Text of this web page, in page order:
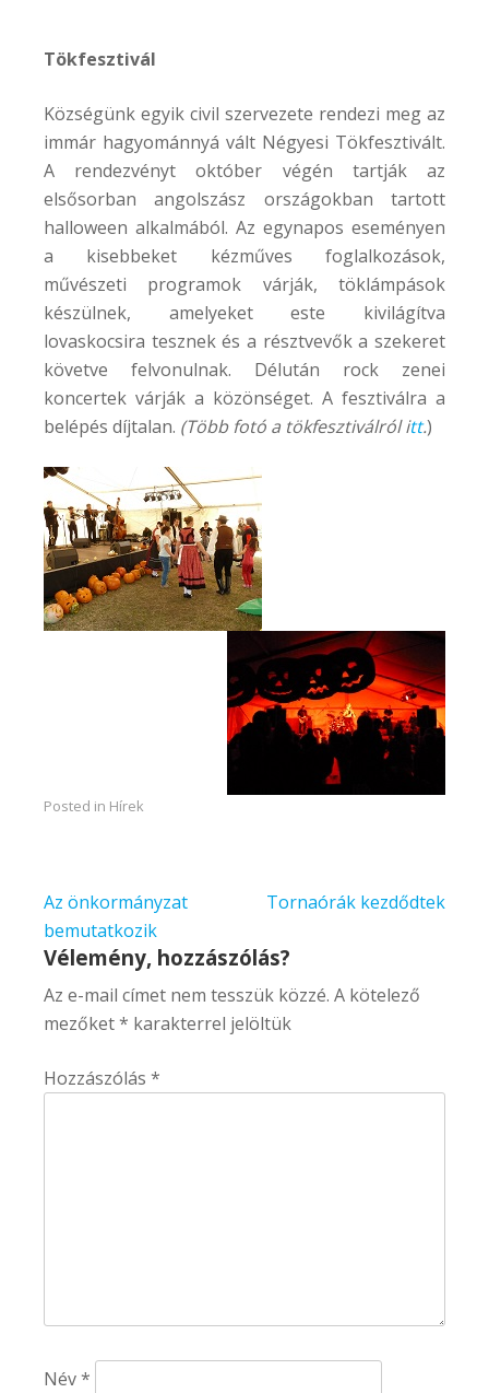
Tökfesztivál
Községünk egyik civil szervezete rendezi meg az
immár hagyománnyá vált Négyesi Tökfesztivált.
A rendezvényt október végén tartják az
elsősorban angolszász országokban tartott
halloween alkalmából. Az egynapos eseményen
a kisebbeket kézműves foglalkozások,
művészeti programok várják, töklámpások
készülnek, amelyeket este kivilágítva
lovaskocsira tesznek és a résztvevők a szekeret
követve felvonulnak. Délután rock zenei
koncertek várják a közönséget. A fesztiválra a
belépés díjtalan. (Több fotó a tökfesztiválról itt.)
Posted in Hírek
Bejegyzés
navigáció
Az önkormányzat
bemutatkozik
Tornaórák kezdődtek
Vélemény, hozzászólás?
Az e-mail címet nem tesszük közzé. A kötelező
mezőket* karakterrel jelöltük
Hozzászólás *
Név*